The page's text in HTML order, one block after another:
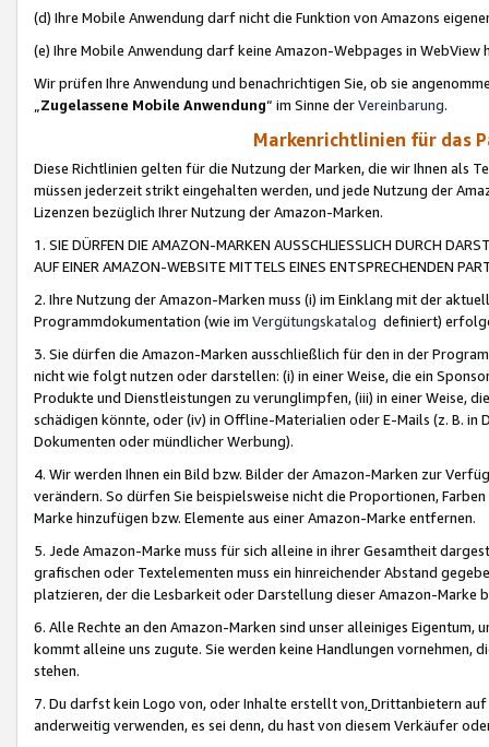
(d) Ihre Mobile Anwendung darf nicht die Funktion von Amazons
(e) Ihre Mobile Anwendung darf keine Amazon-Webpages in WebView
Wir prüfen Ihre Anwendung und benachrichtigen Sie, ob sie
„Zugelassene Mobile Anwendung“ im Sinne derVereinbarung.
Markenrichtlinien für das
Diese Richtlinien gelten für die Nutzung der Marken, die wir Ihnen als
müssen jederzeit strikt eingehalten werden, und jede Nutzung der
Lizenzen bezüglich Ihrer Nutzung der Amazon-Marken.
1. SIE DÜRFEN DIE AMAZON-MARKEN AUSSCHLIESSLICH DURCH
AUF EINER AMAZON-WEBSITE MITTELS EINES ENTSPRECHENDEN
2. Ihre Nutzung der Amazon-Marken muss (i) im Einklang mit der
Programmdokumentation (wie im Vergütungskatalog definiert)
3. Sie dürfen die Amazon-Marken ausschließlich für den in der
nicht wie folgt nutzen oder darstellen: (i) in einer Weise, die ein
Produkte und Dienstleistungen zu verunglimpfen, (iii) in einer Weise,
schädigen könnte, oder (iv) in Offline-Materialien oder E-Mails (z. B. in
Dokumenten oder mündlicher Werbung).
4. Wir werden Ihnen ein Bild bzw. Bilder der Amazon-Marken zur
verändern. So dürfen Sie beispielsweise nicht die Proportionen,
Marke hinzufügen bzw. Elemente aus einer Amazon-Marke entfernen.
5. Jede Amazon-Marke muss für sich alleine in ihrer Gesamtheit
grafischen oder Textelementen muss ein hinreichender Abstand
platzieren, der die Lesbarkeit oder Darstellung dieser Amazon-Marke
6. Alle Rechte an den Amazon-Marken sind unser alleiniges
kommt alleine uns zugute. Sie werden keine Handlungen vornehmen,
stehen.
7. Du darfst kein Logo von, oder Inhalte erstellt von,Drittanbietern auf
anderweitig verwenden, es sei denn, du hast von diesem Verkäufer